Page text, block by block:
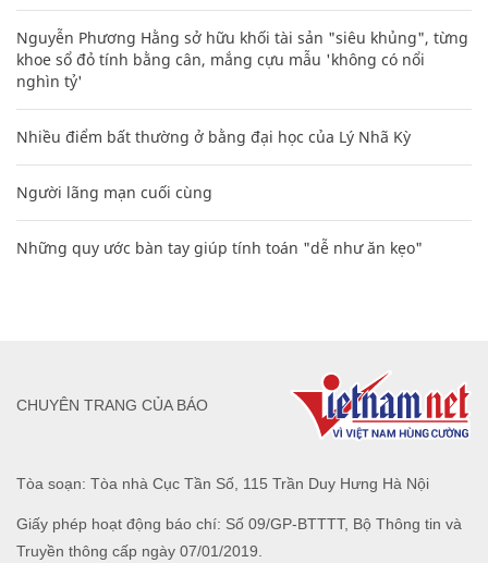
Nguyễn Phương Hằng sở hữu khối tài sản "siêu khủng", từng
khoe sổ đỏ tính bằng cân, mắng cựu mẫu 'không có nổi
nghìn tỷ'
Nhiều điểm bất thường ở bằng đại học của Lý Nhã Kỳ
Người lãng mạn cuối cùng
Những quy ước bàn tay giúp tính toán "dễ như ăn kẹo"
Tòa soạn: Tòa nhà Cục Tần Số, 115 Trần Duy Hưng Hà Nội
Giấy phép hoạt động báo chí: Số 09/GP-BTTTT, Bộ Thông tin và
Truyền thông cấp ngày 07/01/2019.
CHUYÊN TRANG CỦA BÁO